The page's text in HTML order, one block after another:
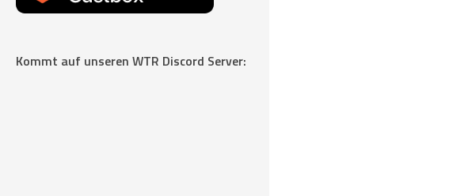
Kommt auf unseren WTR Discord Server: